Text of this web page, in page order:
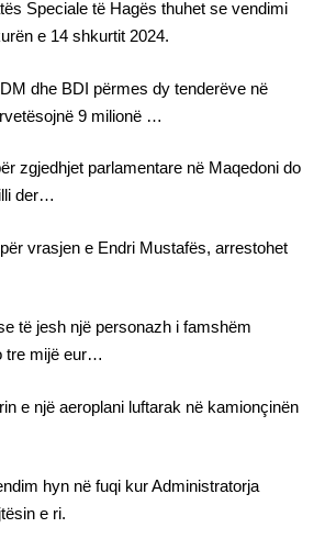
Speciale të Hagës thuhet se vendimi
e 14 shkurtit 2024.
dhe BDI përmes dy tenderëve në
9 milionë …
zgjedhjet parlamentare në Maqedoni do
der…
vrasjen e Endri Mustafës, arrestohet
të jesh një personazh i famshëm
tre mijë eur…
e një aeroplani luftarak në kamionçinën
hyn në fuqi kur Administratorja
e ri.